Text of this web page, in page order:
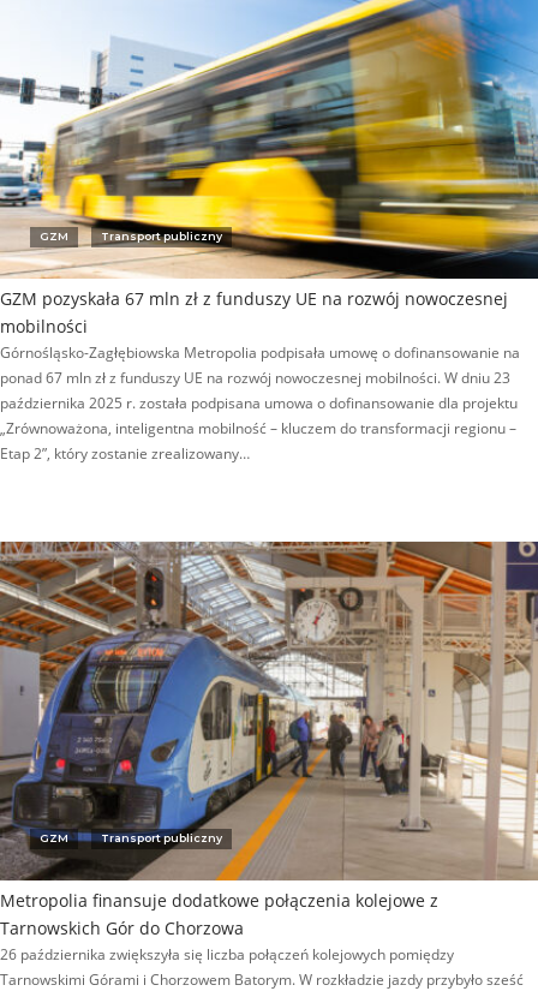
GZM Transport publiczny
GZM pozyskała 67 mln zł z funduszy UE na rozwój nowoczesnej
mobilności
Górnośląsko-Zagłębiowska Metropolia podpisała umowę o dofinansowanie na
ponad 67 mln zł z funduszy UE na rozwój nowoczesnej mobilności. W dniu 23
października 2025 r. została podpisana umowa o dofinansowanie dla projektu
„Zrównoważona, inteligentna mobilność – kluczem do transformacji regionu –
Etap 2”, który zostanie zrealizowany…
GZM Transport publiczny
Metropolia finansuje dodatkowe połączenia kolejowe z
Tarnowskich Gór do Chorzowa
26 października zwiększyła się liczba połączeń kolejowych pomiędzy
Tarnowskimi Górami i Chorzowem Batorym. W rozkładzie jazdy przybyło sześć